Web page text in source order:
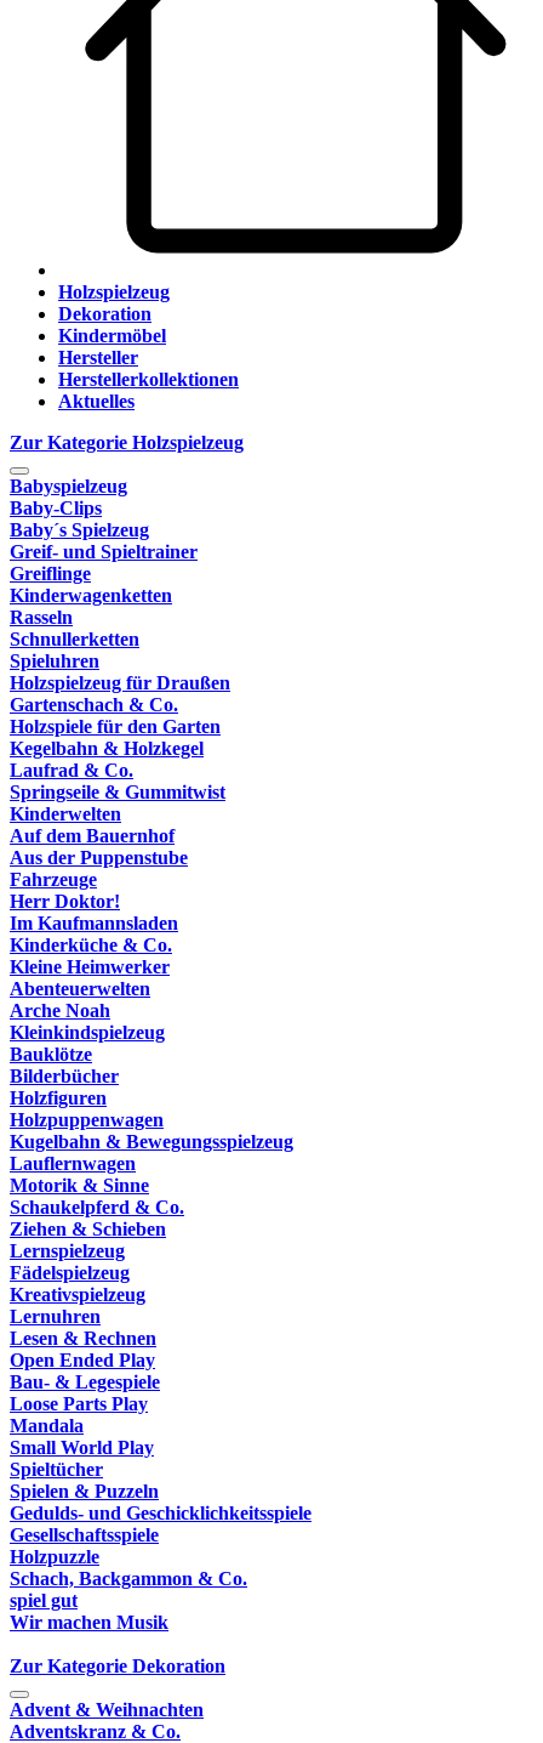
Holzspielzeug
Dekoration
Kindermöbel
Hersteller
Herstellerkollektionen
Aktuelles
Zur Kategorie Holzspielzeug
Babyspielzeug
Baby-Clips
Baby´s Spielzeug
Greif- und Spieltrainer
Greiflinge
Kinderwagenketten
Rasseln
Schnullerketten
Spieluhren
Holzspielzeug für Draußen
Gartenschach & Co.
Holzspiele für den Garten
Kegelbahn & Holzkegel
Laufrad & Co.
Springseile & Gummitwist
Kinderwelten
Auf dem Bauernhof
Aus der Puppenstube
Fahrzeuge
Herr Doktor!
Im Kaufmannsladen
Kinderküche & Co.
Kleine Heimwerker
Abenteuerwelten
Arche Noah
Kleinkindspielzeug
Bauklötze
Bilderbücher
Holzfiguren
Holzpuppenwagen
Kugelbahn & Bewegungsspielzeug
Lauflernwagen
Motorik & Sinne
Schaukelpferd & Co.
Ziehen & Schieben
Lernspielzeug
Fädelspielzeug
Kreativspielzeug
Lernuhren
Lesen & Rechnen
Open Ended Play
Bau- & Legespiele
Loose Parts Play
Mandala
Small World Play
Spieltücher
Spielen & Puzzeln
Gedulds- und Geschicklichkeitsspiele
Gesellschaftsspiele
Holzpuzzle
Schach, Backgammon & Co.
spiel gut
Wir machen Musik
Zur Kategorie Dekoration
Advent & Weihnachten
Adventskranz & Co.